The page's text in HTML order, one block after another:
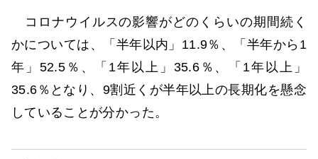
コロナウイルスの影響がどのくらいの期間続く
かについては、「半年以内」11.9％、「半年から1
年」52.5％、「1年以上」35.6％、「1年以上」
35.6％となり、9割近くが半年以上の長期化を懸念
していることが分かった。